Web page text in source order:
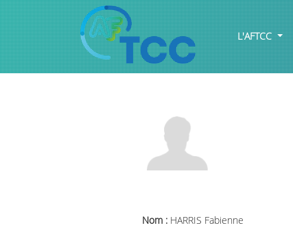
L'AFTCC
Nom : HARRIS Fabienne